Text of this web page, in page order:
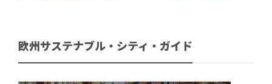
欧州サステナブル・シティ・ガイド